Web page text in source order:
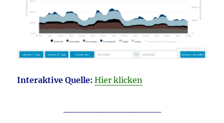
Interaktive Quelle: Hier klicken